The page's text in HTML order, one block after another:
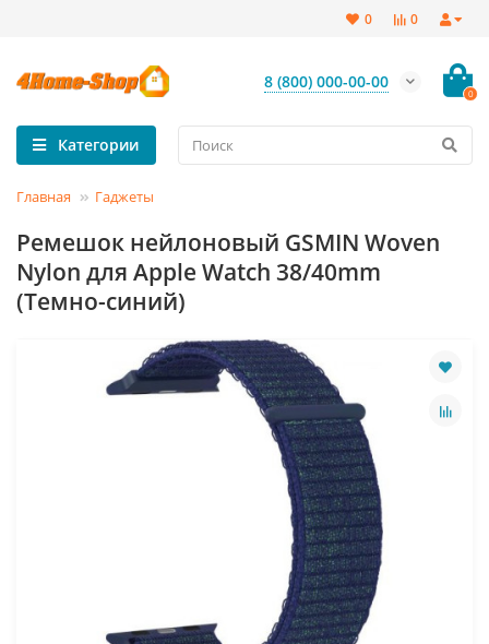
0
0
8 (800) 000-00-00
0
Категории
Главная Гаджеты
Ремешок нейлоновый GSMIN Woven
Nylon для Apple Watch 38/40mm
(Темно-синий)